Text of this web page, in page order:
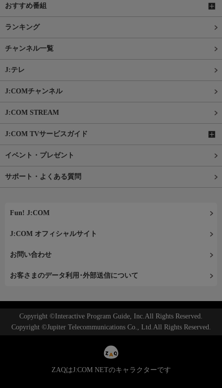
おすすめ番組
ランキング
チャンネル一覧
J:テレ
J:COMチャンネル
J:COM STREAM
J:COM TVサービスガイド
イベント・プレゼント
サポート・よくある質問
Fun! J:COM
J:COM オフィシャルサイト
お問い合わせ
お客さまのデータ利用･外部送信について
Copyright ©Interactive Program Guide, Inc.All Rights Reserved.
Copyright ©Jupiter Telecommunications Co., Ltd.All Rights Reserved.
ZAQはJ:COM NETのキャラクターです